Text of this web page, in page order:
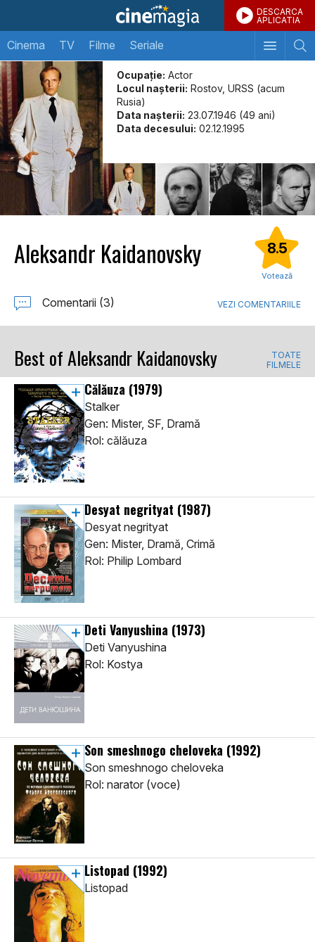
DESCARCA
APLICATIA
Cinema TV Filme Seriale
Ocupație: Actor
Locul naşterii: Rostov, URSS (acum
Rusia)
Data naşterii: 23.07.1946 (49 ani)
Data decesului: 02.12.1995
Aleksandr Kaidanovsky 8.5
Votează
Comentarii (3) VEZI COMENTARIILE
Best of Aleksandr Kaidanovsky
TOATE
FILMELE
Călăuza (1979)
Stalker
Gen: Mister, SF, Dramă
Rol: călăuza
Desyat negrityat (1987)
Desyat negrityat
Gen: Mister, Dramă, Crimă
Rol: Philip Lombard
Deti Vanyushina (1973)
Deti Vanyushina
Rol: Kostya
Son smeshnogo cheloveka (1992)
Son smeshnogo cheloveka
Rol: narator (voce)
Listopad (1992)
Listopad